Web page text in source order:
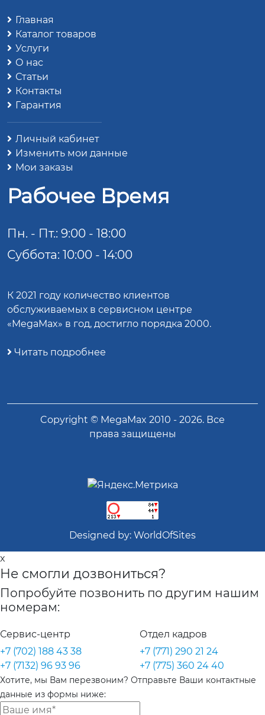
Главная
Каталог товаров
Услуги
О нас
Статьи
Контакты
Гарантия
Личный кабинет
Изменить мои данные
Мои заказы
Рабочее Время
Пн. - Пт.: 9:00 - 18:00
Суббота: 10:00 - 14:00
К 2021 году количество клиентов
обслуживаемых в сервисном центре
«MegaMax» в год, достигло порядка 2000.
Читать подробнее
Copyright © MegaMax 2010 - 2026. Все
права защищены
Designed by: WorldOfSites
x
Не смогли дозвониться?
Попробуйте позвонить по другим нашим
номерам:
Сервис-центр
+7 (702) 188 43 38
+7 (7132) 96 93 96
Отдел кадров
+7 (771) 290 21 24
+7 (775) 360 24 40
Хотите, мы Вам перезвоним? Отправьте Ваши контактные
данные из формы ниже: